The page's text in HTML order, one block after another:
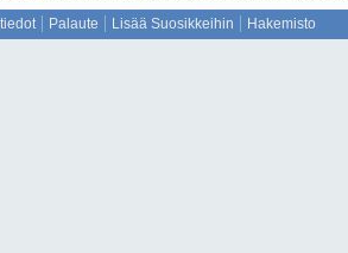
Palaute Lisää Suosikkeihin Hakemisto